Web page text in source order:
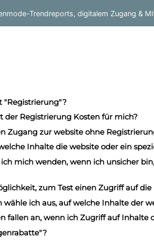
Trendreports, digitalem Zugang &
"Registrierung"?
der Registrierung Kosten für mich?
Zugang zur website ohne
Inhalte die website oder ein
mich wenden, wenn ich unsicher
zum Test einen Zugriff auf
wähle ich aus, auf welche Inhalte der
fallen an, wenn ich Zugriff auf